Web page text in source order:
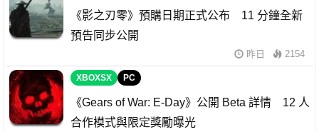
《影之刃零》預購日期正式公布 11 分鐘全新
預告同步公開
昨日 2154
XBOXSX PC
《Gears of War: E-Day》公開 Beta 詳情 12 人
合作模式與限定獎勵曝光